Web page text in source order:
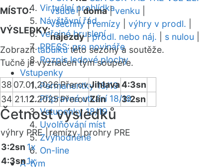
Virtuální prohlídka
Návštěvní řád
Veřejné bruslení
PRESS: pro novináře
Rozpis ledové plochy
Vstupenky
Permanentky 18/19
Přípravná utkání 18/19
Vstupenky 18/19
Uvolňování míst
Zvýhodněné
On-line
A-tým
MÍSTO:
všude|doma|venku
VÝSLEDKY:
všechny|remízy výhry v prodl.
nájezdy|prodl. nebo náj. s nulou
Zobrazittabulkutéto sezóny a soutěže.
Tučně je vyznačen tým soupeře.
38 07.01.2026PřerovJihlava4:3sn
34 21.12.2025PřerovZlín 3:2sn
Četnost výsledků
výhry PRE | remízy | prohry PRE
3:2sn 1x
4:3sn1x